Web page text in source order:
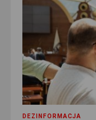
DEZINFORMACJA